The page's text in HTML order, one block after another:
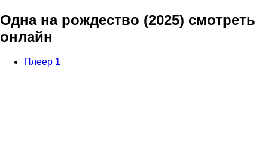
Одна на рождество (2025) смотреть
онлайн
Плеер 1